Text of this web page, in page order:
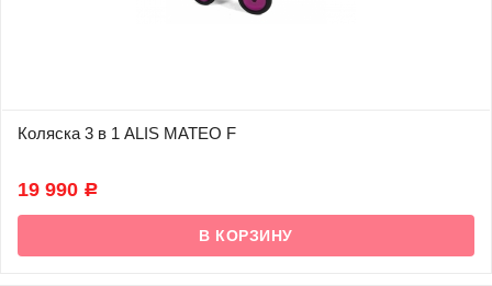
Коляска 3 в 1 ALIS MATEO F
19 990 Р